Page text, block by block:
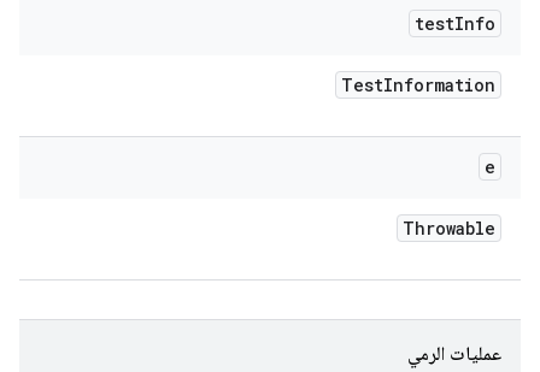
testInfo
TestInformation
e
Throwable
عمليات الرمي